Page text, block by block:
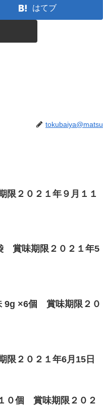
はてブ
tokubaiya@matsu
２０２１年９月１１
賞味期限２０２１年5
9g ×6個 賞味期限２０
２０２１年6月15日
０個 賞味期限２０２